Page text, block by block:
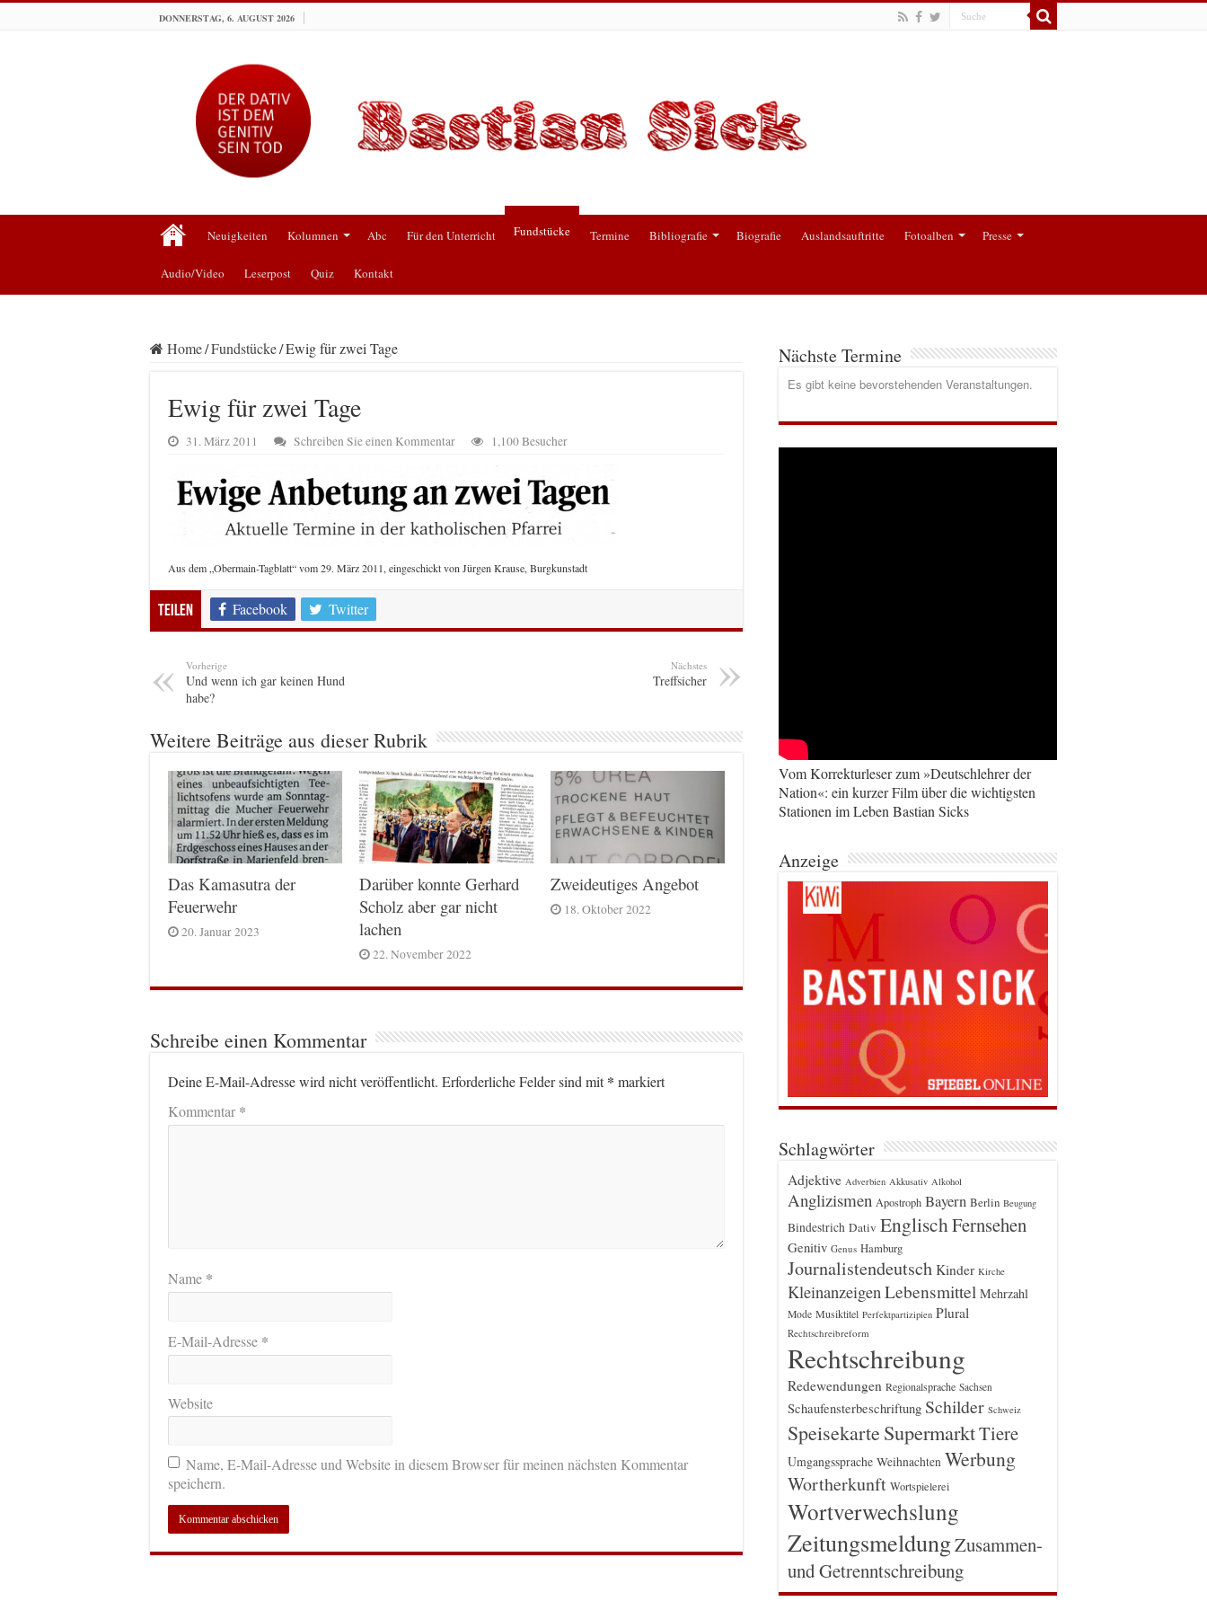
DONNERSTAG, 6. AUGUST 2026
Neuigkeiten Kolumnen Abc Für den Unterricht Fundstücke Termine Bibliografie Biografie Auslandsauftritte Fotoalben Presse
Audio/Video Leserpost Quiz Kontakt
Home/Fundstücke/Ewig für zwei Tage
Ewig für zwei Tage
31. März 2011 Schreiben Sie einen Kommentar 1,100 Besucher
Aus dem „Obermain-Tagblatt“ vom 29. März 2011, eingeschickt von Jürgen Krause, Burgkunstadt
Teilen Facebook Twitter
Vorherige
Und wenn ich gar keinen Hund
habe?
Nächstes
Treffsicher
Weitere Beiträge aus dieser Rubrik
Das Kamasutra der
Feuerwehr
20. Januar 2023
Darüber konnte Gerhard
Scholz aber gar nicht
lachen
22. November 2022
Zweideutiges Angebot
18. Oktober 2022
Schreibe einen Kommentar
Deine E-Mail-Adresse wird nicht veröffentlicht. Erforderliche Felder sind mit* markiert
Kommentar*
Name *
E-Mail-Adresse *
Website
Name, E-Mail-Adresse und Website in diesem Browser für meinen nächsten Kommentar
speichern.
Nächste Termine
Es gibt keine bevorstehenden Veranstaltungen.
Vom Korrekturleser zum »Deutschlehrer der
Nation«: ein kurzer Film über die wichtigsten
Stationen im Leben Bastian Sicks
Anzeige
Schlagwörter
Adjektive Adverbien Akkusativ Alkohol
Anglizismen Apostroph Bayern Berlin Beugung
Bindestrich Dativ EnglischFernsehen
Genitiv Genus Hamburg
Journalistendeutsch Kinder Kirche
Kleinanzeigen Lebensmittel Mehrzahl
Mode Musiktitel Perfektpartizipien Plural
Rechtschreibreform
Rechtschreibung
Redewendungen Regionalsprache Sachsen
Schaufensterbeschriftung Schilder Schweiz
Speisekarte SupermarktTiere
Umgangssprache Weihnachten Werbung
Wortherkunft Wortspielerei
Wortverwechslung
ZeitungsmeldungZusammen-
und Getrenntschreibung